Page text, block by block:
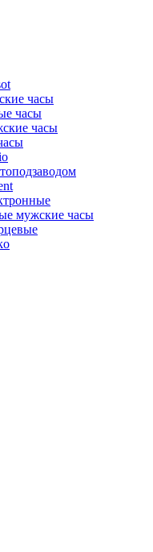
часы
часы
часы
мужские часы